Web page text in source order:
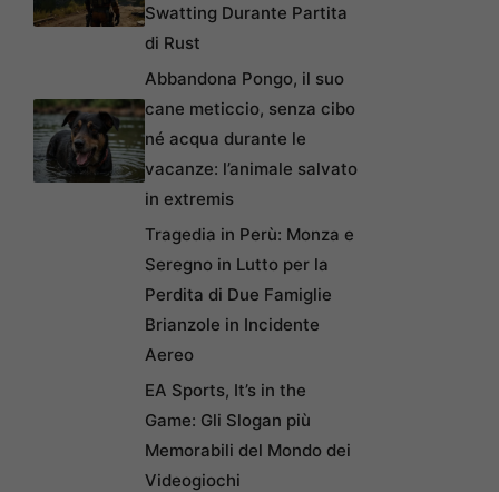
Swatting Durante Partita
di Rust
Abbandona Pongo, il suo
cane meticcio, senza cibo
né acqua durante le
vacanze: l’animale salvato
in extremis
Tragedia in Perù: Monza e
Seregno in Lutto per la
Perdita di Due Famiglie
Brianzole in Incidente
Aereo
EA Sports, It’s in the
Game: Gli Slogan più
Memorabili del Mondo dei
Videogiochi